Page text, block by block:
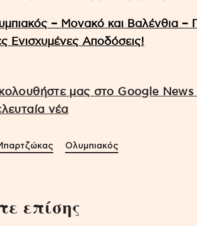
– Μονακό και Βαλένθια –
Ενισχυμένες Αποδόσεις!
μας στο Google News
νέα
Ολυμπιακός
επίσης